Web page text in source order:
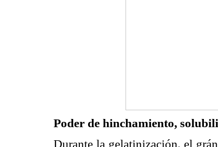
Poder de hinchamiento,
Durante la gelatinización, el